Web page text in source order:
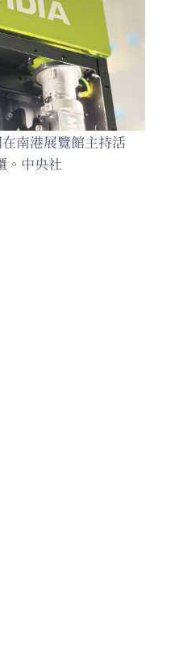
南港展覽館主持活
。中央社